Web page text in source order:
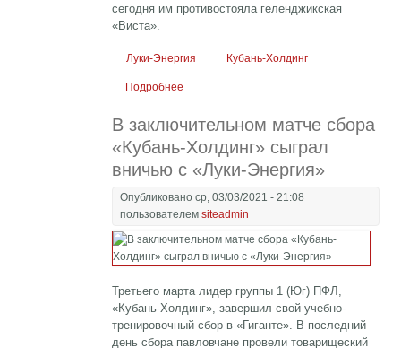
сегодня им противостояла геленджикская
«Виста».
Луки-Энергия Кубань-Холдинг
Подробнее
В заключительном матче сбора
«Кубань-Холдинг» сыграл
вничью с «Луки-Энергия»
Опубликовано ср, 03/03/2021 - 21:08
пользователемsiteadmin
Третьего марта лидер группы 1 (Юг) ПФЛ,
«Кубань-Холдинг», завершил свой учебно-
тренировочный сбор в «Гиганте». В последний
день сбора павловчане провели товарищеский